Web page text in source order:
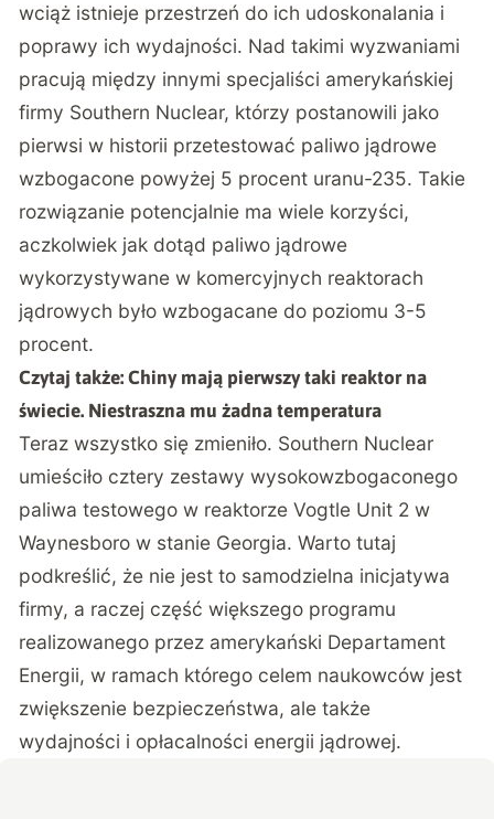
wciąż istnieje przestrzeń do ich udoskonalania i
poprawy ich wydajności. Nad takimi wyzwaniami
pracują między innymi specjaliści amerykańskiej
firmy Southern Nuclear, którzy postanowili jako
pierwsi w historii przetestować paliwo jądrowe
wzbogacone powyżej 5 procent uranu-235. Takie
rozwiązanie potencjalnie ma wiele korzyści,
aczkolwiek jak dotąd paliwo jądrowe
wykorzystywane w komercyjnych reaktorach
jądrowych było wzbogacane do poziomu 3-5
procent.
Czytaj także:Chiny mają pierwszy taki reaktor na
świecie. Niestraszna mu żadna temperatura
Teraz wszystko się zmieniło. Southern Nuclear
umieściło cztery zestawy wysokowzbogaconego
paliwa testowego w reaktorze Vogtle Unit 2 w
Waynesboro w stanie Georgia. Warto tutaj
podkreślić, że nie jest to samodzielna inicjatywa
firmy, a raczej część większego programu
realizowanego przez amerykański Departament
Energii, w ramach którego celem naukowców jest
zwiększenie bezpieczeństwa, ale także
wydajności i opłacalności energii jądrowej.